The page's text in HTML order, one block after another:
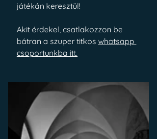
játékán keresztül!
Akit érdekel, csatlakozzon be
bátran a szuper titkos whatsapp
csoportunkba itt.